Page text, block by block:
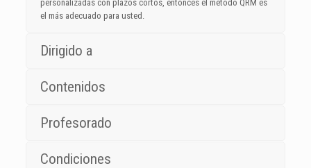
personalizadas con plazos cortos, entonces el método QRM es
el más adecuado para usted.
Dirigido a
Contenidos
Profesorado
Condiciones